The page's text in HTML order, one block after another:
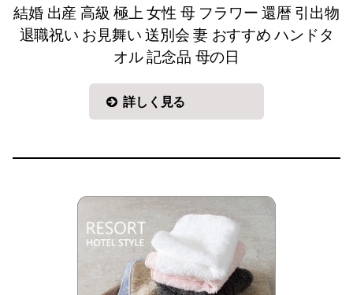
結婚 出産 高級 極上 女性 母 フラワー 還暦 引出物
退職祝い お見舞い 送別会 妻 おすすめ ハンドタ
オル 記念品 母の日
詳しく見る